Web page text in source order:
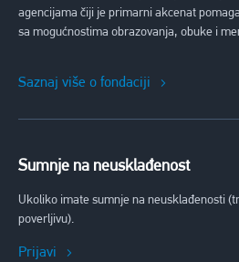
agencijama čiji je primarni akcenat
sa mogućnostima obrazovanja, obuke i
Saznaj više o fondaciji
Sumnje na neusklađenost
Ukoliko imate sumnje na neusklađenosti
poverljivu).
Prijavi